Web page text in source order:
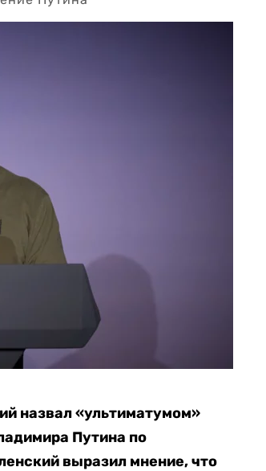
назвал «ультиматумом»
Путина по
выразил мнение, что